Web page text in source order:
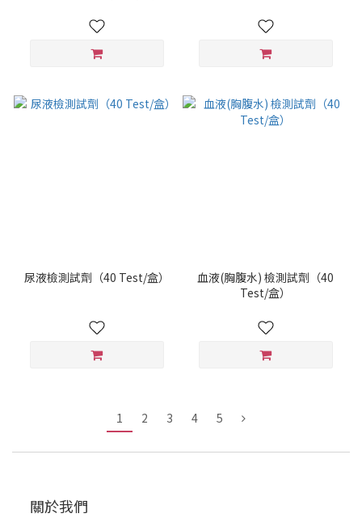
尿液檢測試劑（40 Test/盒）
血液(胸腹水) 檢測試劑（40
Test/盒）
1 2 3 4 5
關於我們